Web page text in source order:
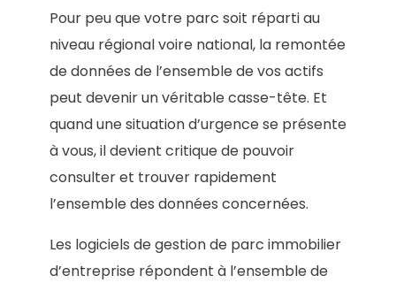
Pour peu que votre parc soit réparti au
niveau régional voire national, la remontée
de données de l’ensemble de vos actifs
peut devenir un véritable casse-tête. Et
quand une situation d’urgence se présente
à vous, il devient critique de pouvoir
consulter et trouver rapidement
l’ensemble des données concernées.
Les logiciels de gestion de parc immobilier
d’entreprise répondent à l’ensemble de